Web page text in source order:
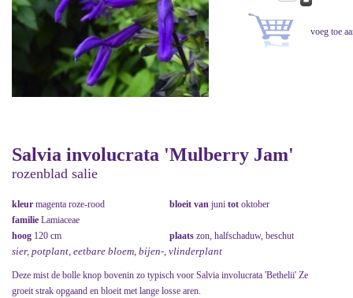
Salvia involucrata 'Mulberry Jam'
rozenblad salie
kleur magenta roze-rood bloeit van juni tot oktober
familie Lamiaceae
hoog 120 cm plaats zon, halfschaduw, beschut
sier, potplant, eetbare bloem, bijen-, vlinderplant
Deze mist de bolle knop bovenin zo typisch voor Salvia involucrata 'Bethelii' Ze
groeit strak opgaand en bloeit met lange losse aren.